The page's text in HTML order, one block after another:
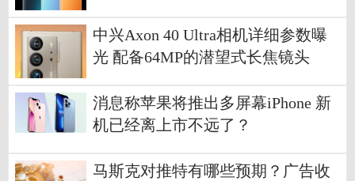
中兴Axon 40 Ultra相机详细参数曝
光 配备64MP的潜望式长焦镜头
消息称苹果将推出多屏幕iPhone 新
机已经离上市不远了？
马斯克对推特有哪些预期？广告收